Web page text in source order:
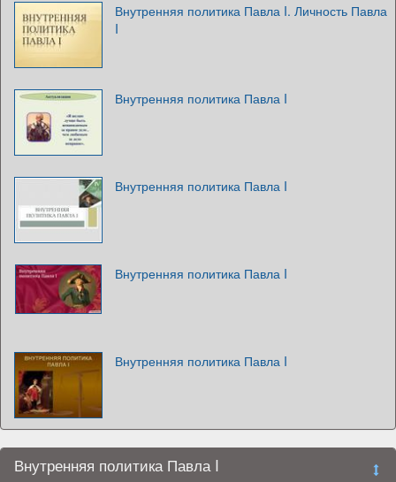
Внутренняя политика Павла I. Личность Павла
I
Внутренняя политика Павла I
Внутренняя политика Павла I
Внутренняя политика Павла I
Внутренняя политика Павла I
Внутренняя политика Павла I